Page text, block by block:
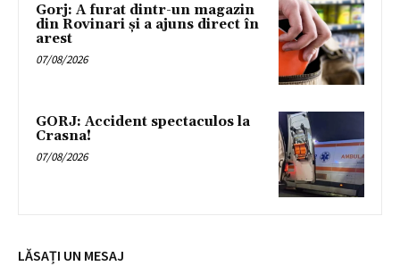
Gorj: A furat dintr-un magazin
din Rovinari și a ajuns direct în
arest
07/08/2026
GORJ: Accident spectaculos la
Crasna!
07/08/2026
LĂSAȚI UN MESAJ